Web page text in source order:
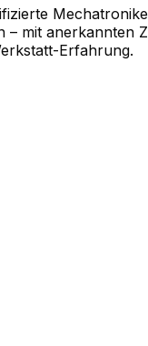
– mit anerkannten
Erfahrung.